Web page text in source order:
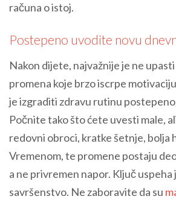
računa o istoj.
Postepeno uvodite novu
Nakon dijete, najvažnije je ne
promena koje brzo iscrpe
je izgraditi zdravu rutinu
Počnite tako što ćete uvesti male,
redovni obroci, kratke šetnje, bolja
Vremenom, te promene postaju
a ne privremen napor. Ključ
savršenstvo. Ne zaboravite da su